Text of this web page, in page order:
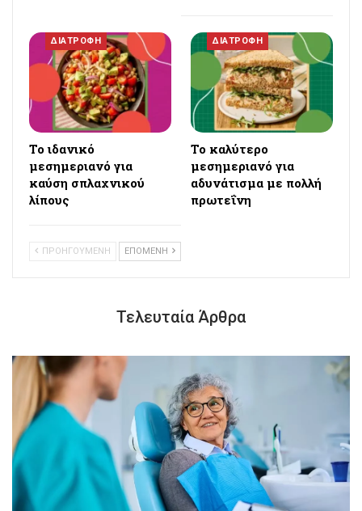
ΔΙΑΤΡΟΦΗ
Το ιδανικό
μεσημεριανό για
καύση σπλαχνικού
λίπους
ΔΙΑΤΡΟΦΗ
Το καλύτερο
μεσημεριανό για
αδυνάτισμα με πολλή
πρωτεΐνη
ΠΡΟΗΓΟΥΜΕΝΗ ΕΠΟΜΕΝΗ
Τελευταία Άρθρα